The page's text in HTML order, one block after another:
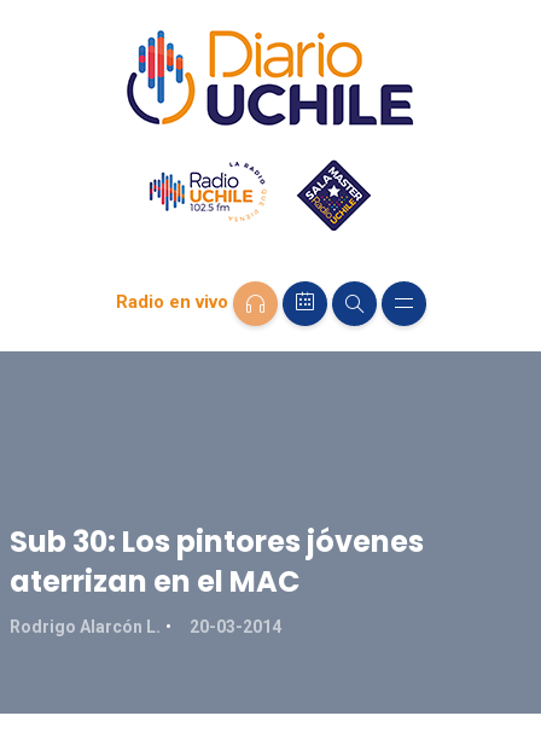
Radio en vivo
Sub 30: Los pintores jóvenes
aterrizan en el MAC
Rodrigo Alarcón L. 20-03-2014